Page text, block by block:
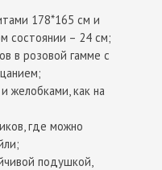
178*165 см и
состоянии – 24 см;
в розовой гамме с
желобками, как на
где можно
подушкой,